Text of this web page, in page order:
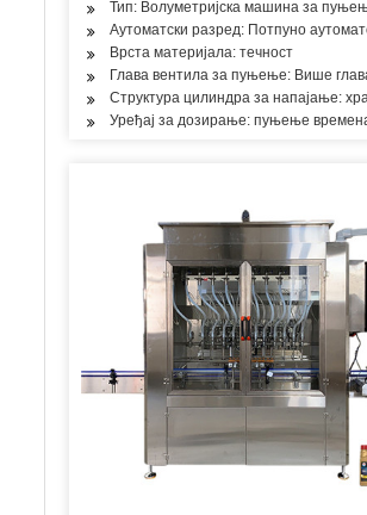
Тип: Волуметријска машина за
Аутоматски разред: Потпуно
Врста материјала: течност
Глава вентила за пуњење: Више
Структура цилиндра за напајање:
Уређај за дозирање: пуњење